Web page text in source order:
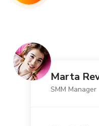
Marta
SMM Manager